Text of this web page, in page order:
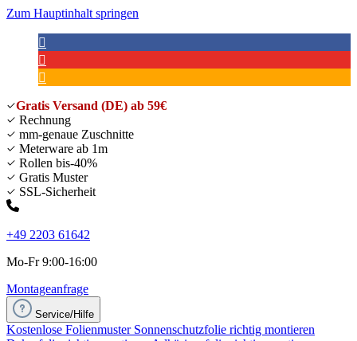
Zum Hauptinhalt springen
Gratis Versand (DE) ab 59€
Rechnung
mm-genaue Zuschnitte
Meterware ab 1m
Rollen bis-40%
Gratis Muster
SSL-Sicherheit
+49 2203 61642
Mo-Fr 9:00-16:00
Montageanfrage
Service/Hilfe
Kostenlose Folienmuster Sonnenschutzfolie richtig montieren